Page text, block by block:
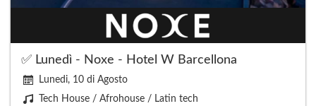
✅ Lunedì - Noxe - Hotel W Barcellona
Lunedi, 10 di Agosto
Tech House / Afrohouse / Latin tech